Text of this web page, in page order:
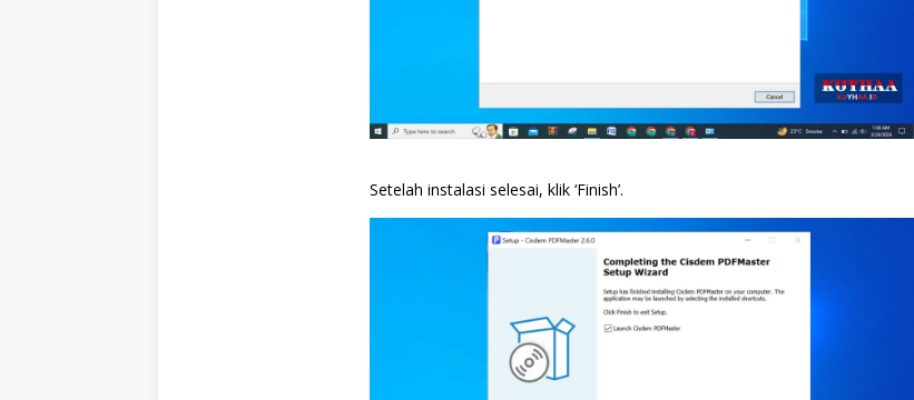
Setelah instalasi selesai, klik ‘Finish’.